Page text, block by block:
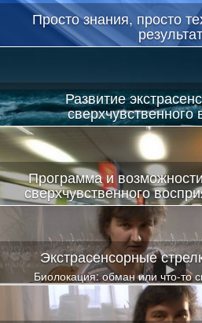
Просто знания, просто
результат
Развитие
сверхчувственного
Скачать видео
Программа и
сверхчувственного
Весь этот мир представлений
погружения
Экстрасенсорные
Биолокация: обман или что-то